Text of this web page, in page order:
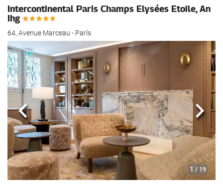
Intercontinental Paris Champs Elysées Etoile, An
Ihg
64, Avenue Marceau - París
1 / 19
Anterior